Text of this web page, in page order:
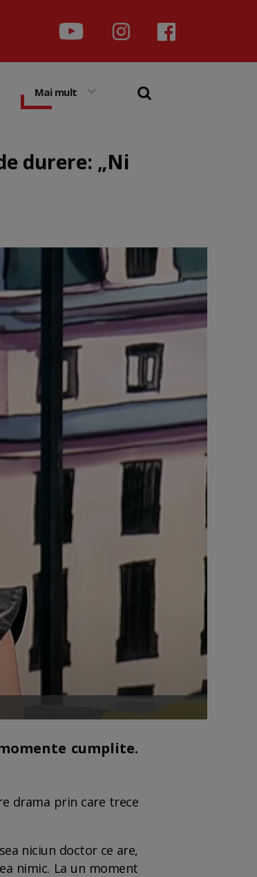
Mai mult
durere: „Ni
cumplite.
drama prin care trece
niciun doctor ce are,
nimic. La un moment